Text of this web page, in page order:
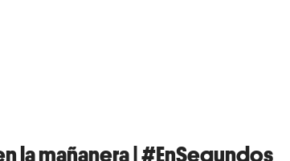
la mañanera | #EnSegundos